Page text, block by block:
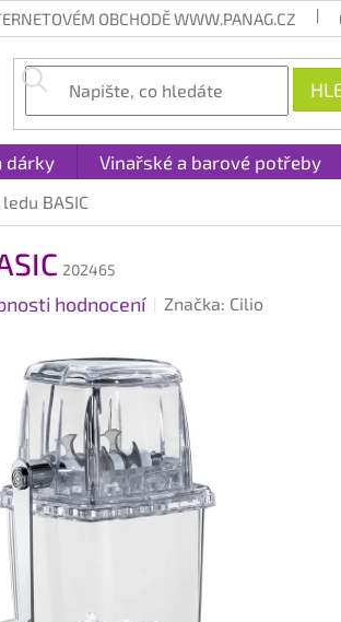
OBCHODĚ WWW.PANAG.CZ
dárky Vinařské a barové potřeby
BASIC
202465
hodnocení Značka: Cilio